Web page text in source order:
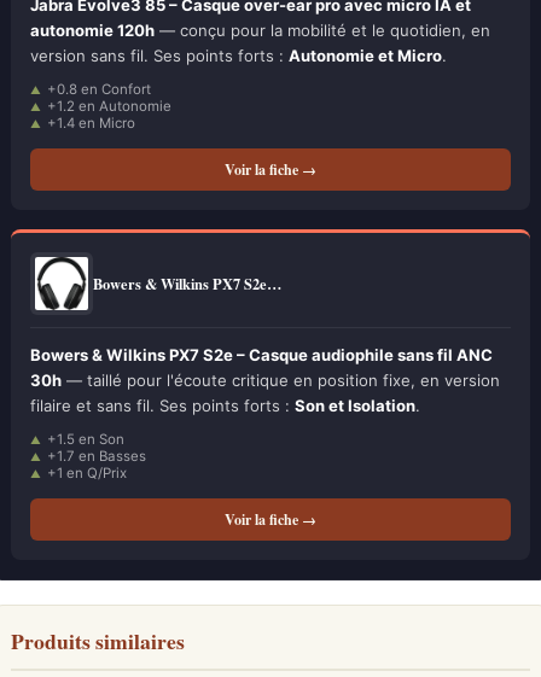
Jabra Evolve3 85 – Casque over-ear pro avec micro IA et
autonomie 120h — conçu pour la mobilité et le quotidien, en
version sans fil. Ses points forts : Autonomie et Micro.
+0.8 en Confort
+1.2 en Autonomie
+1.4 en Micro
Voir la fiche →
Bowers & Wilkins PX7 S2e…
Bowers & Wilkins PX7 S2e – Casque audiophile sans fil ANC
30h — taillé pour l'écoute critique en position fixe, en version
filaire et sans fil. Ses points forts : Son et Isolation.
+1.5 en Son
+1.7 en Basses
+1 en Q/Prix
Voir la fiche →
Produits similaires